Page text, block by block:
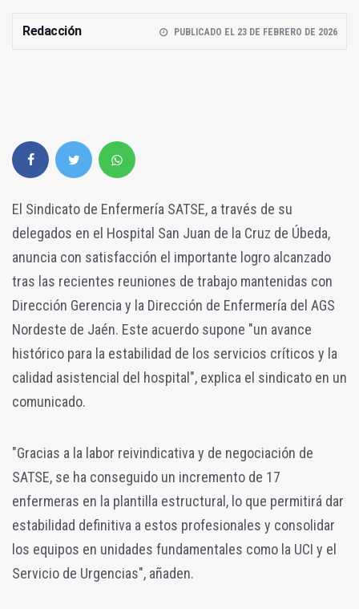
Redacción PUBLICADO EL 23 DE FEBRERO DE 2026
El Sindicato de Enfermería SATSE, a través de su
delegados en el Hospital San Juan de la Cruz de Úbeda,
anuncia con satisfacción el importante logro alcanzado
tras las recientes reuniones de trabajo mantenidas con
Dirección Gerencia y la Dirección de Enfermería del AGS
Nordeste de Jaén. Este acuerdo supone "un avance
histórico para la estabilidad de los servicios críticos y la
calidad asistencial del hospital", explica el sindicato en un
comunicado.
"Gracias a la labor reivindicativa y de negociación de
SATSE, se ha conseguido un incremento de 17
enfermeras en la plantilla estructural, lo que permitirá dar
estabilidad definitiva a estos profesionales y consolidar
los equipos en unidades fundamentales como la UCI y el
Servicio de Urgencias", añaden.